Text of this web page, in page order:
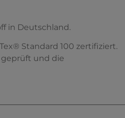
in Deutschland.
Standard 100 zertifiziert.
und die